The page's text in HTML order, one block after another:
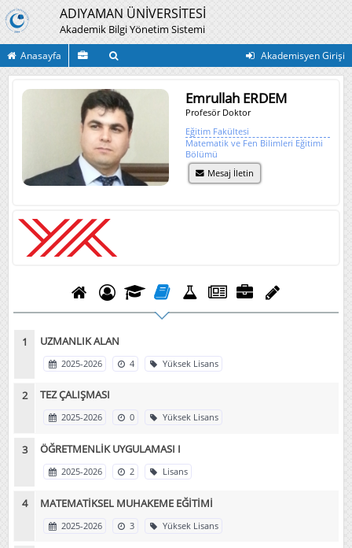
ADIYAMAN ÜNİVERSİTESİ
Akademik Bilgi Yönetim Sistemi
Anasayfa Akademisyen Girişi
Emrullah ERDEM
Profesör Doktor
Eğitim Fakültesi
Matematik ve Fen Bilimleri Eğitimi
Bölümü
Mesaj İletin
UZMANLIK ALAN
2025-2026 4 Yüksek Lisans
TEZ ÇALIŞMASI
2025-2026 0 Yüksek Lisans
ÖĞRETMENLİK UYGULAMASI I
2025-2026 2 Lisans
MATEMATİKSEL MUHAKEME EĞİTİMİ
2025-2026 3 Yüksek Lisans